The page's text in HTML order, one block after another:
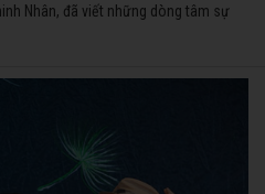
Nhân, đã viết những dòng tâm sự